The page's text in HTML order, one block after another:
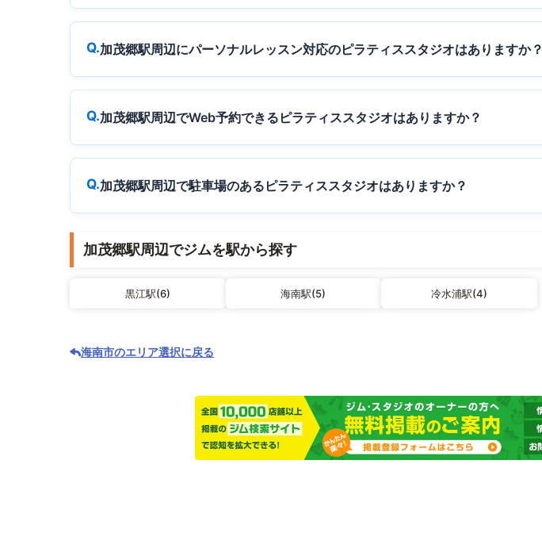
加茂郷駅周辺にパーソナルレッスン対応のピラティススタジオはありますか？
加茂郷駅周辺でWeb予約できるピラティススタジオはありますか？
加茂郷駅周辺で駐車場のあるピラティススタジオはありますか？
加茂郷駅周辺でジムを駅から探す
黒江駅(6) 海南駅(5) 冷水浦駅(4)
海南市のエリア選択に戻る